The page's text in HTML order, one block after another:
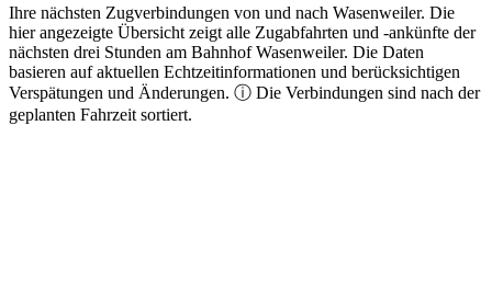
Ihre nächsten Zugverbindungen von und nach Wasenweiler. Die
hier angezeigte Übersicht zeigt alle Zugabfahrten und -ankünfte der
nächsten drei Stunden am Bahnhof Wasenweiler. Die Daten
basieren auf aktuellen Echtzeitinformationen und berücksichtigen
Verspätungen und Änderungen. ⓘ Die Verbindungen sind nach der
geplanten Fahrzeit sortiert.